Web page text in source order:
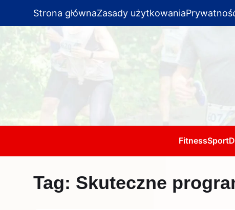
Strona głównaZasady użytkowania
FitnessSport
Tag: Skuteczne